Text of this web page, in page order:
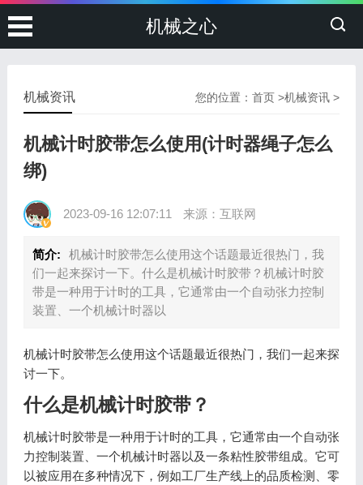
机械之心
您的位置：首页 >机械资讯 >
机械资讯
机械计时胶带怎么使用(计时器绳子怎么
绑)
2023-09-16 12:07:11 来源：互联网
简介:
机械计时胶带怎么使用这个话题最近很热门，我
们一起来探讨一下。什么是机械计时胶带？机械计时胶
带是一种用于计时的工具，它通常由一个自动张力控制
装置、一个机械计时器以
机械计时胶带怎么使用这个话题最近很热门，我们一起来探
讨一下。
什么是机械计时胶带？
机械计时胶带是一种用于计时的工具，它通常由一个自动张
力控制装置、一个机械计时器以及一条粘性胶带组成。它可
以被应用在多种情况下，例如工厂生产线上的品质检测、零